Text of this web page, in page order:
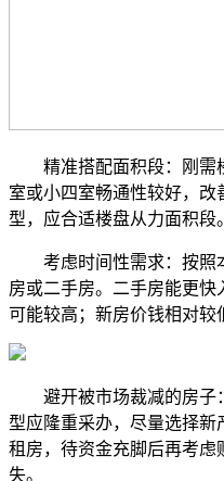
精准搭配面积段：刚需楼
室或小四室畅通性较好，改
型，应合适楼盘从力面积段。
考虑时间性需求：按照
房或二手房。二手房能更
可能较高；新房价钱相对较
避开被市场裁减的房子
型应隆重采办，尽量选择
租房，待资金充脚后再考
失。